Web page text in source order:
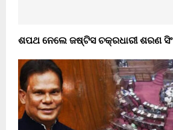
ଶପଥ ନେଲେ ଜଷ୍ଟିସ ଚକ୍ରଧାରୀ ଶରଣ ସିଂ